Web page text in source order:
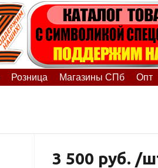
Розница Магазины СПб Опт
3 500 руб. /